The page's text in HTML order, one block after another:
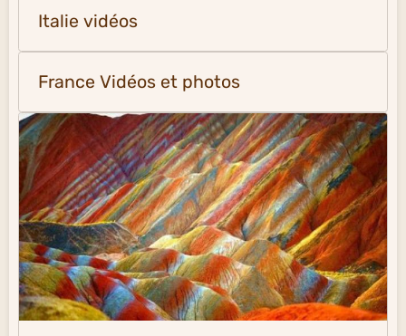
Italie vidéos
France Vidéos et photos